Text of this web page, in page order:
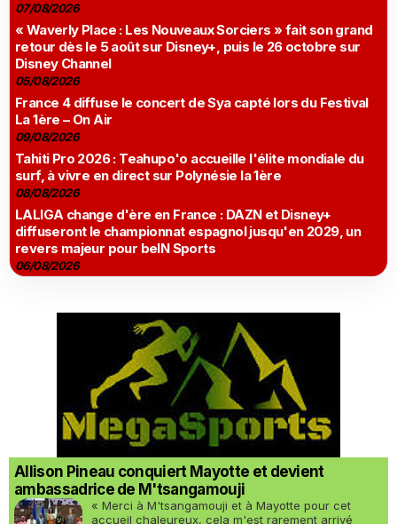
07/08/2026
« Waverly Place : Les Nouveaux Sorciers » fait son grand
retour dès le 5 août sur Disney+, puis le 26 octobre sur
Disney Channel
05/08/2026
France 4 diffuse le concert de Sya capté lors du Festival
La 1ère – On Air
09/08/2026
Tahiti Pro 2026 : Teahupo'o accueille l'élite mondiale du
surf, à vivre en direct sur Polynésie la 1ère
08/08/2026
LALIGA change d'ère en France : DAZN et Disney+
diffuseront le championnat espagnol jusqu'en 2029, un
revers majeur pour beIN Sports
06/08/2026
Allison Pineau conquiert Mayotte et devient
ambassadrice de M'tsangamouji
« Merci à M'tsangamouji et à Mayotte pour cet
accueil chaleureux, cela m'est rarement arrivé